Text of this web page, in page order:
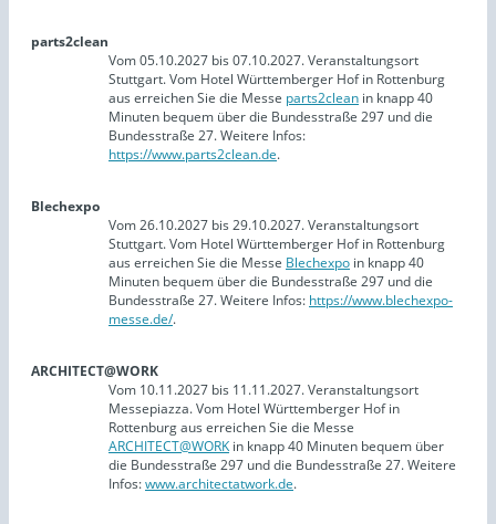
parts2clean
Vom 05.10.2027 bis 07.10.2027. Veranstaltungsort
Stuttgart. Vom Hotel Württemberger Hof in Rottenburg
aus erreichen Sie die Messe parts2clean in knapp 40
Minuten bequem über die Bundesstraße 297 und die
Bundesstraße 27. Weitere Infos:
https://www.parts2clean.de.
Blechexpo
Vom 26.10.2027 bis 29.10.2027. Veranstaltungsort
Stuttgart. Vom Hotel Württemberger Hof in Rottenburg
aus erreichen Sie die Messe Blechexpo in knapp 40
Minuten bequem über die Bundesstraße 297 und die
Bundesstraße 27. Weitere Infos: https://www.blechexpo-
messe.de/.
ARCHITECT@WORK
Vom 10.11.2027 bis 11.11.2027. Veranstaltungsort
Messepiazza. Vom Hotel Württemberger Hof in
Rottenburg aus erreichen Sie die Messe
ARCHITECT@WORK in knapp 40 Minuten bequem über
die Bundesstraße 297 und die Bundesstraße 27. Weitere
Infos:www.architectatwork.de.